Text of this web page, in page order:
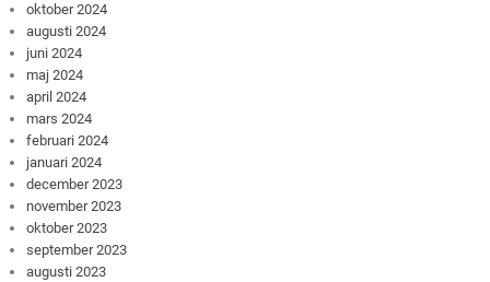
oktober 2024
augusti 2024
juni 2024
maj 2024
april 2024
mars 2024
februari 2024
januari 2024
december 2023
november 2023
oktober 2023
september 2023
augusti 2023